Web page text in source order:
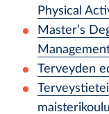
Physical
Master’s
Terveyden